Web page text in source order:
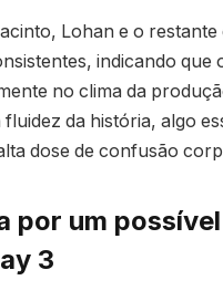
Lohan e o restante
indicando que
no clima da
da história, algo
dose de confusão
por um possível
3